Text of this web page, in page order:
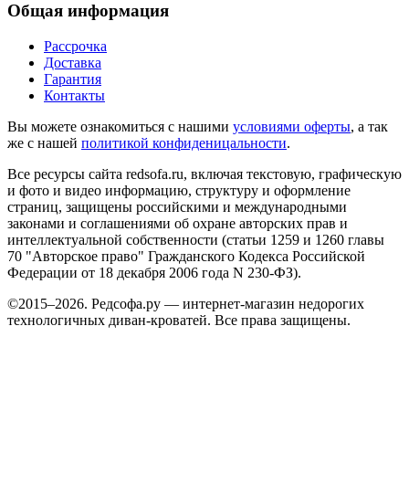
Общая информация
Рассрочка
Доставка
Гарантия
Контакты
Вы можете ознакомиться с нашими условиями оферты, а так
же с нашей политикой конфиденицальности.
Все ресурсы сайта redsofa.ru, включая текстовую, графическую
и фото и видео информацию, структуру и оформление
страниц, защищены российскими и международными
законами и соглашениями об охране авторских прав и
интеллектуальной собственности (статьи 1259 и 1260 главы
70 "Авторское право" Гражданского Кодекса Российской
Федерации от 18 декабря 2006 года N 230-ФЗ).
©2015–2026. Редсофа.ру — интернет-магазин недорогих
технологичных диван-кроватей. Все права защищены.